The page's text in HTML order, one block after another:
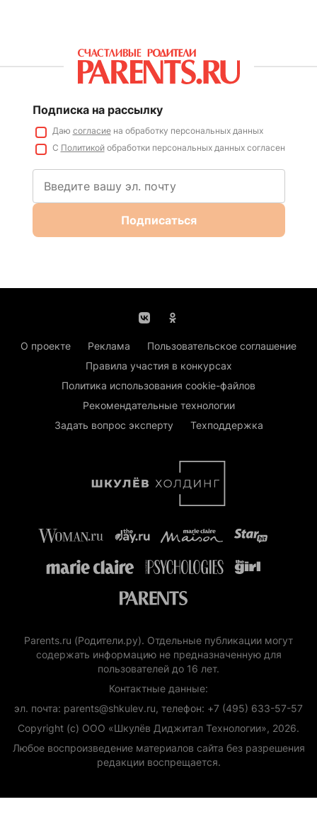
Подписка на рассылку
Даю согласиена обработку персональных данных
С Политикойобработки персональных данных согласен
Подписаться
О проекте Реклама
Пользовательское соглашение
Правила участия в конкурсах
Политика использования cookie-файлов
Рекомендательные технологии
Задать вопрос эксперту
Техподдержка
Parents.ru (Родители.ру). Отдельные публикации могут
содержать информацию не предназначенную для
пользователей до 16 лет.
Контактные данные:
эл. почта: parents@shkulev.ru, телефон: +7 (495) 633-57-57
Copyright (с) ООО «Шкулёв Диджитал Технологии», 2026.
Любое воспроизведение материалов сайта без разрешения
редакции воспрещается.